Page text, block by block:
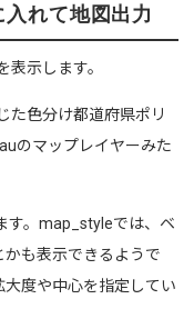
れて地図出力
示します。
た色分け都道府県ポリ
のマップレイヤーみた
す。map_styleでは、ベ
も表示できるようで
度や中心を指定してい